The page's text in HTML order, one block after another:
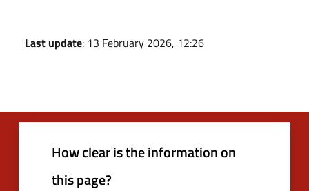
Last update: 13 February 2026, 12:26
How clear is the information on
this page?